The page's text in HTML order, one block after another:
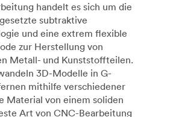
handelt es sich um die
subtraktive
und eine extrem flexible
zur Herstellung von
Metall- und Kunststoffteilen.
3D-Modelle in G-
mithilfe verschiedener
Material von einem soliden
Art von CNC-Bearbeitung